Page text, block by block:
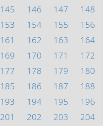
145 146 147
148
153 154 155
156
161 162 163
164
169 170 171
172
177 178 179
180
185 186 187
188
193 194 195
196
201 202 203
204